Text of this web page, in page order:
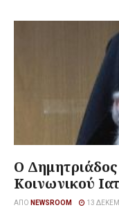
Ο Δημητριάδος
Κοινωνικού
ΑΠΌ NEWSROOM 13